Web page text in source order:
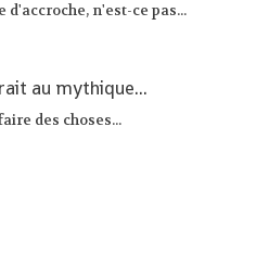
n'est-ce pas...
au mythique...
des choses...